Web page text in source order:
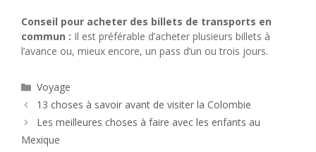
Conseil pour acheter des billets de transports en
commun : Il est préférable d’acheter plusieurs billets à
l’avance ou, mieux encore, un pass d’un ou trois jours.
Catégories
Voyage
13 choses à savoir avant de visiter la Colombie
Les meilleures choses à faire avec les enfants au
Mexique